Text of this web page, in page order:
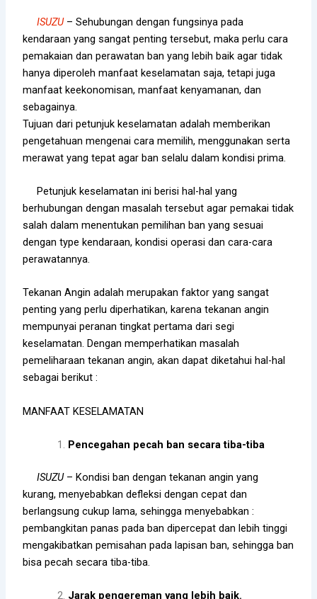
ISUZU– Sehubungan dengan fungsinya pada
kendaraan yang sangat penting tersebut, maka perlu cara
pemakaian dan perawatan ban yang lebih baik agar tidak
hanya diperoleh manfaat keselamatan saja, tetapi juga
manfaat keekonomisan, manfaat kenyamanan, dan
sebagainya.
Tujuan dari petunjuk keselamatan adalah memberikan
pengetahuan mengenai cara memilih, menggunakan serta
merawat yang tepat agar ban selalu dalam kondisi prima.
Petunjuk keselamatan ini berisi hal-hal yang
berhubungan dengan masalah tersebut agar pemakai tidak
salah dalam menentukan pemilihan ban yang sesuai
dengan type kendaraan, kondisi operasi dan cara-cara
perawatannya.
Tekanan Angin adalah merupakan faktor yang sangat
penting yang perlu diperhatikan, karena tekanan angin
mempunyai peranan tingkat pertama dari segi
keselamatan. Dengan memperhatikan masalah
pemeliharaan tekanan angin, akan dapat diketahui hal-hal
sebagai berikut :
MANFAAT KESELAMATAN
Pencegahan pecah ban secara tiba-tiba
ISUZU– Kondisi ban dengan tekanan angin yang
kurang, menyebabkan defleksi dengan cepat dan
berlangsung cukup lama, sehingga menyebabkan :
pembangkitan panas pada ban dipercepat dan lebih tinggi
mengakibatkan pemisahan pada lapisan ban, sehingga ban
bisa pecah secara tiba-tiba.
Jarak pengereman yang lebih baik.